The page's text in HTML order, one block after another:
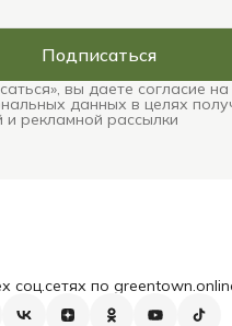
Подписаться
вы даете согласие
данных в целях
рекламной рассылки
соц.сетях по